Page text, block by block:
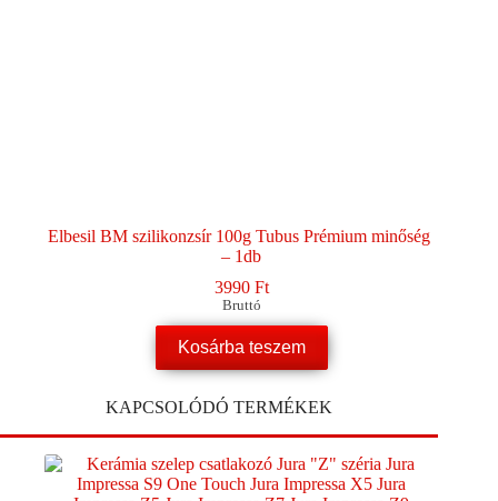
Elbesil BM szilikonzsír 100g Tubus Prémium minőség
– 1db
3990 Ft
Bruttó
Kosárba teszem
KAPCSOLÓDÓ TERMÉKEK